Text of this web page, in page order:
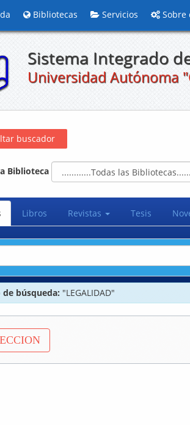
Bibliotecas Servicios Sobre
Sistema Integrado
Universidad Autónoma
buscador
Biblioteca
Libros Revistas Tesis
búsqueda: "LEGALIDAD"